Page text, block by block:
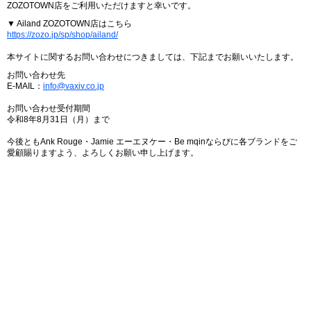
ZOZOTOWN店をご利用いただけますと幸いです。
▼ Ailand ZOZOTOWN店はこちら
https://zozo.jp/sp/shop/ailand/
本サイトに関するお問い合わせにつきましては、下記までお願いいたします。
お問い合わせ先
E-MAIL： info@vaxiv.co.jp
お問い合わせ受付期間
令和8年8月31日（月）まで
今後ともAnk Rouge・Jamie エーエヌケー・Be mqinならびに各ブランドをご
愛顧賜りますよう、よろしくお願い申し上げます。